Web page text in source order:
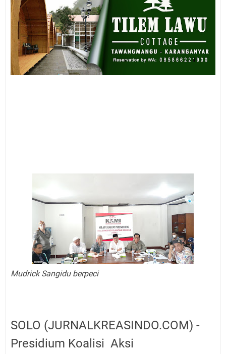
Mudrick Sangidu berpeci
SOLO (JURNALKREASINDO.COM) -
Presidium Koalisi Aksi